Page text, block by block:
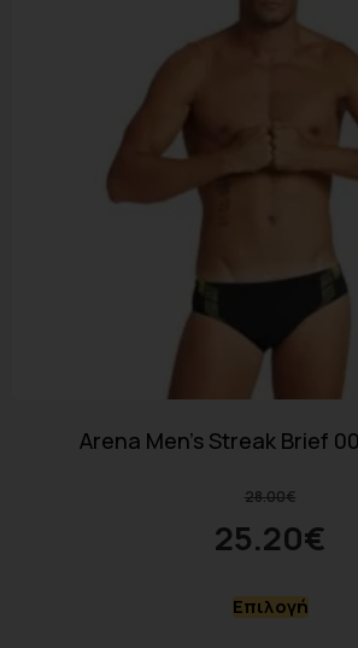
Arena Men’s Streak Brief
28.00€
25.20€
Επιλογή